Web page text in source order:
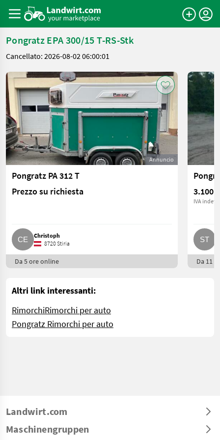
Pongratz EPA 300/15 T-RS-Stk
Cancellato: 2026-08-02 06:00:01
Annuncio
Pongratz PA 312 T
Prezzo su richiesta
Christoph
8720 Stiria
Da 5 ore online
3.100 €
IVA
Da 11
Altri link interessanti:
RimorchiRimorchi per auto
Pongratz Rimorchi per auto
Landwirt.com
Maschinengruppen